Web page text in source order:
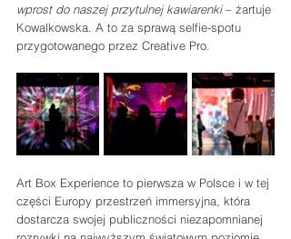
wprost do naszej przytulnej kawiarenki – żartuje
Kowalkowska. A to za sprawą selfie-spotu
przygotowanego przez Creative Pro.
Art Box Experience to pierwsza w Polsce i w tej
części Europy przestrzeń immersyjna, która
dostarcza swojej publiczności niezapomnianej